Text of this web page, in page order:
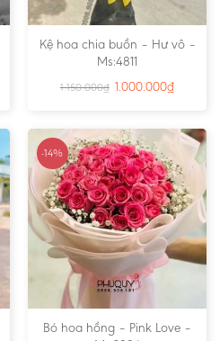
Kệ hoa chia buồn – Hư vô –
Ms:4811
1.150.000₫ 1.000.000₫
-14%
Bó hoa hồng – Pink Love –